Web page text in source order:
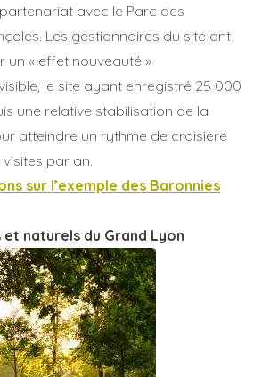
avec le Parc des
Les gestionnaires du site ont
un « effet nouveauté »
le site ayant enregistré 25 000
une relative stabilisation de la
atteindre un rythme de croisière
par an.
sur l’exemple des Baronnies
naturels du Grand Lyon